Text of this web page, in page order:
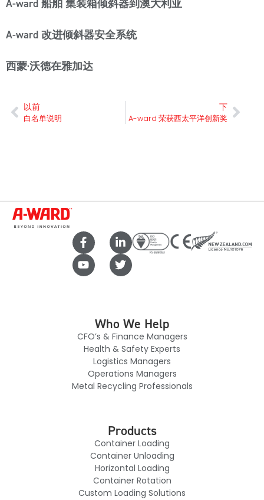
A-ward 船舶 集装箱倾斜器到澳大利亚
A-ward 改进倾斜器安全系统
西蒙·沃德在雅加达
以前
白名单说明
下
A-ward 荣获西太平洋创新奖
Who We Help
CFO’s & Finance Managers
Health & Safety Experts
Logistics Managers
Operations Managers
Metal Recycling Professionals
Products
Container Loading
Container Unloading
Horizontal Loading
Container Rotation
Custom Loading Solutions